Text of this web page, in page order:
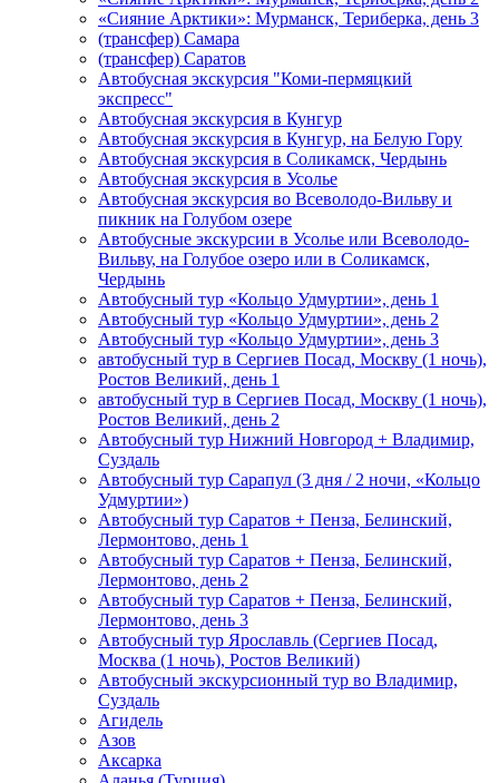
«Сияние Арктики»: Мурманск, Териберка, день 3
(трансфер) Самара
(трансфер) Саратов
Автобусная экскурсия "Коми-пермяцкий
экспресс"
Автобусная экскурсия в Кунгур
Автобусная экскурсия в Кунгур, на Белую Гору
Автобусная экскурсия в Соликамск, Чердынь
Автобусная экскурсия в Усолье
Автобусная экскурсия во Всеволодо-Вильву и
пикник на Голубом озере
Автобусные экскурсии в Усолье или Всеволодо-
Вильву, на Голубое озеро или в Соликамск,
Чердынь
Автобусный тур «Кольцо Удмуртии», день 1
Автобусный тур «Кольцо Удмуртии», день 2
Автобусный тур «Кольцо Удмуртии», день 3
автобусный тур в Сергиев Посад, Москву (1 ночь),
Ростов Великий, день 1
автобусный тур в Сергиев Посад, Москву (1 ночь),
Ростов Великий, день 2
Автобусный тур Нижний Новгород + Владимир,
Суздаль
Автобусный тур Сарапул (3 дня / 2 ночи, «Кольцо
Удмуртии»)
Автобусный тур Саратов + Пенза, Белинский,
Лермонтово, день 1
Автобусный тур Саратов + Пенза, Белинский,
Лермонтово, день 2
Автобусный тур Саратов + Пенза, Белинский,
Лермонтово, день 3
Автобусный тур Ярославль (Сергиев Посад,
Москва (1 ночь), Ростов Великий)
Автобусный экскурсионный тур во Владимир,
Суздаль
Агидель
Азов
Аксарка